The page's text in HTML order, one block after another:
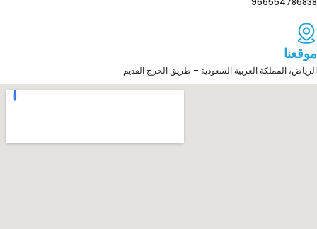
موقعنا
الرياض، المملكة العربية السعودية – طريق الخرج القديم